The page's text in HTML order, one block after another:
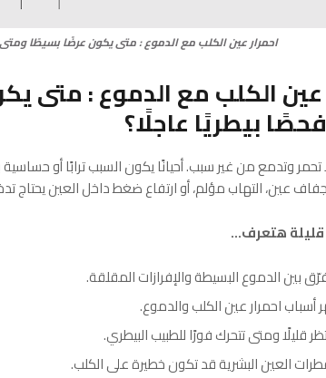
احمرار عين الكلب مع الدموع : متى يكون عرضًا بسيطًا ومتى
عين الكلب مع الدموع : متى
بيطريًا عاجلًا؟
تحمر وتدمع من غير سبب. أحيانًا يكون السبب ترابًا أو
عين، التهاب مؤلم، أو ارتفاع ضغط داخل العين يحتاج
هتعرف...
بين الدموع البسيطة والإفرازات المقلقة.
أسباب احمرار عين الكلب والدموع.
قليلًا ومتى تتحرك فورًا للطبيب البيطري.
العين البشرية قد تكون خطيرة على الكلب.